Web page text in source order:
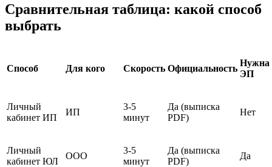
Сравнительная таблица: какой способ
выбрать
Способ Для кого Скорость Официальность
Нужна
ЭП
Личный
кабинет ИП
ИП
3-5
минут
Да (выписка
PDF)
Нет
Личный
кабинет ЮЛ
ООО
3-5
минут
Да (выписка
PDF)
Да